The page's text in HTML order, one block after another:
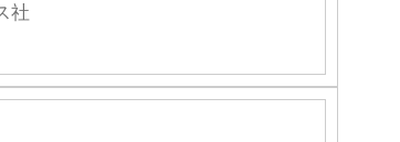
社